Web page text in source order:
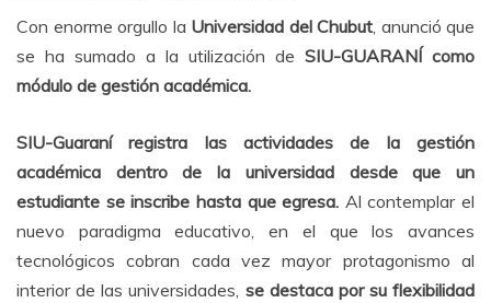
Con enorme orgullo la Universidad del Chubut, anunció que
se ha sumado a la utilización de SIU-GUARANÍ como
módulo de gestión académica.
SIU-Guaraní registra las actividades de la gestión
académica dentro de la universidad desde que un
estudiante se inscribe hasta que egresa. Al contemplar el
nuevo paradigma educativo, en el que los avances
tecnológicos cobran cada vez mayor protagonismo al
interior de las universidades, se destaca por su flexibilidad